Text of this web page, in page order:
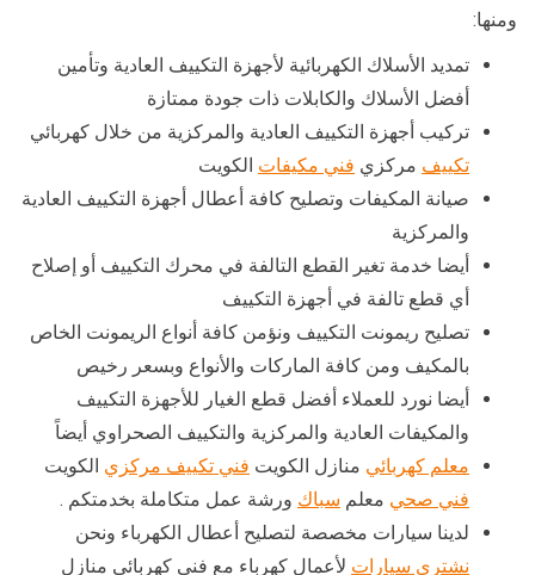
ومنها:
تمديد الأسلاك الكهربائية لأجهزة التكييف العادية وتأمين
أفضل الأسلاك والكابلات ذات جودة ممتازة
تركيب أجهزة التكييف العادية والمركزية من خلال كهربائي
تكييف مركزي فني مكيفات الكويت
صيانة المكيفات وتصليح كافة أعطال أجهزة التكييف العادية
والمركزية
أيضا خدمة تغير القطع التالفة في محرك التكييف أو إصلاح
أي قطع تالفة في أجهزة التكييف
تصليح ريمونت التكييف ونؤمن كافة أنواع الريمونت الخاص
بالمكيف ومن كافة الماركات والأنواع وبسعر رخيص
أيضا نورد للعملاء أفضل قطع الغيار للأجهزة التكييف
والمكيفات العادية والمركزية والتكييف الصحراوي أيضاً
معلم كهربائي منازل الكويت فني تكييف مركزي الكويت
فني صحي معلم سباك ورشة عمل متكاملة بخدمتكم .
لدينا سيارات مخصصة لتصليح أعطال الكهرباء ونحن
نشتري سيارات لأعمال كهرباء مع فنى كهربائي منازل